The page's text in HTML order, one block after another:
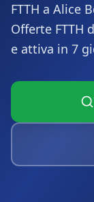
FTTH a Alice
Offerte FTTH
e attiva in 7